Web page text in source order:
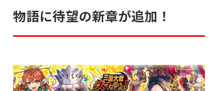
物語に待望の新章が追加！